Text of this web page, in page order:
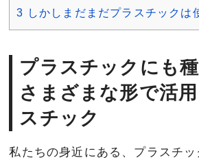
3 しかしまだまだプラスチックは
プラスチックにも
さまざまな形で活
スチック
私たちの身近にある、プラスチ